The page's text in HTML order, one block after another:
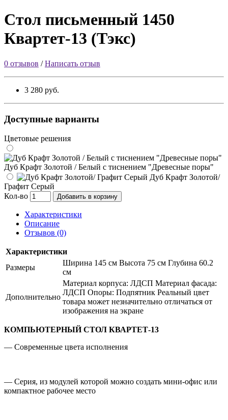
Стол письменный 1450
Квартет-13 (Тэкс)
0 отзывов /Написать отзыв
3 280 руб.
Доступные варианты
Цветовые решения
Дуб Крафт Золотой / Белый с тиснением "Древесные поры"
Дуб Крафт Золотой/
Графит Серый
Кол-во
Добавить в корзину
Характеристики
Описание
Отзывов (0)
Характеристики
Размеры
Ширина 145 см Высота 75 см Глубина 60.2
см
Дополнительно
Материал корпуса: ЛДСП Материал фасада:
ЛДСП Опоры: Подпятник Реальный цвет
товара может незначительно отличаться от
изображения на экране
КОМПЬЮТЕРНЫЙ СТОЛ КВАРТЕТ-13
— Современные цвета исполнения
— Серия, из модулей которой можно создать мини-офис или
компактное рабочее место